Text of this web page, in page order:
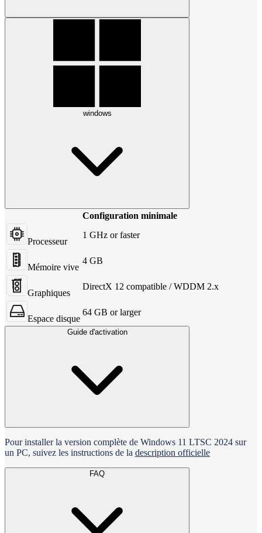
windows
Configuration minimale
Processeur
1 GHz or faster
Mémoire vive
4 GB
Graphiques
DirectX 12 compatible / WDDM 2.x
Espace disque
64 GB or larger
Guide d'activation
Pour installer la version complète de Windows 11 LTSC 2024 sur
un PC, suivez les instructions de la description officielle
FAQ